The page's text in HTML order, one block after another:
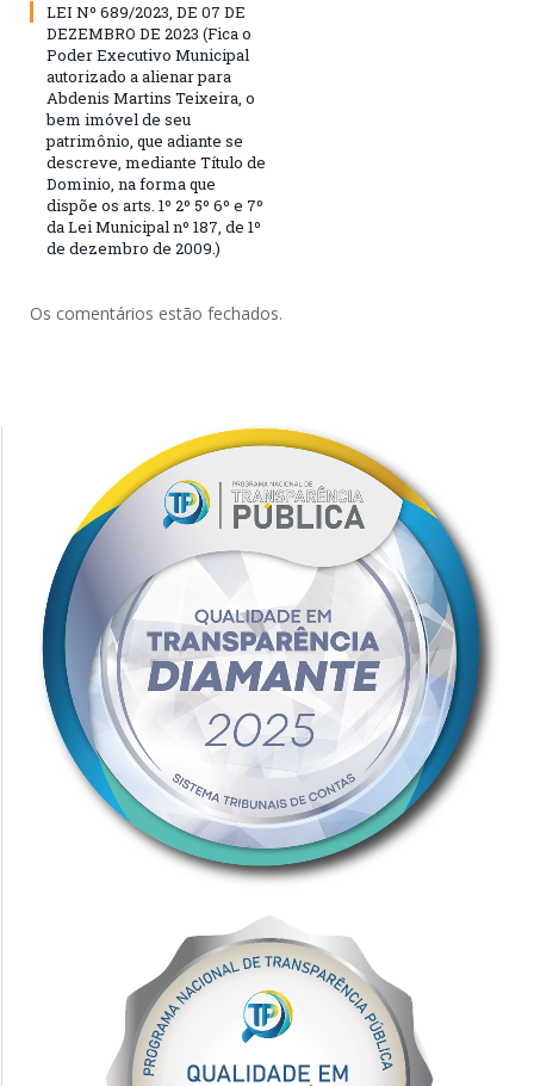
LEI Nº 689/2023, DE 07 DE
DEZEMBRO DE 2023 (Fica o
Poder Executivo Municipal
autorizado a alienar para
Abdenis Martins Teixeira, o
bem imóvel de seu
patrimônio, que adiante se
descreve, mediante Título de
Dominio, na forma que
dispõe os arts. 1º 2º 5º 6º e 7º
da Lei Municipal nº 187, de 1º
de dezembro de 2009.)
Os comentários estão fechados.